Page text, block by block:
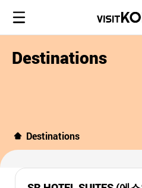
Destinations
Destinations